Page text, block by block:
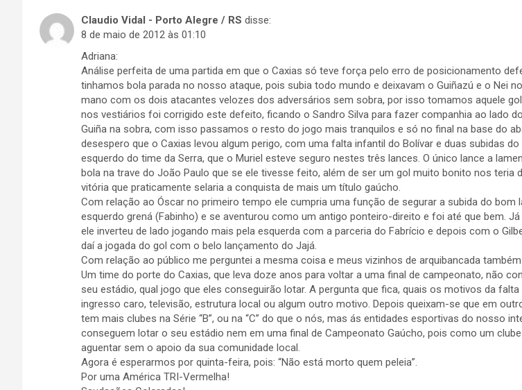
Claudio Vidal - Porto Alegre / RS disse:
8 de maio de 2012 às 01:10
Adriana:
Análise perfeita de uma partida em que o Caxias só teve força pelo erro de posicionamento
tinhamos bola parada no nosso ataque, pois subia todo mundo e deixavam o Guiñazú e o Nei
mano com os dois atacantes velozes dos adversários sem sobra, por isso tomamos aquele
nos vestiários foi corrigido este defeito, ficando o Sandro Silva para fazer companhia ao lado
Guiña na sobra, com isso passamos o resto do jogo mais tranquilos e só no final na base do
desespero que o Caxias levou algum perigo, com uma falta infantil do Bolívar e duas subidas do
esquerdo do time da Serra, que o Muriel esteve seguro nestes três lances. O único lance a
bola na trave do João Paulo que se ele tivesse feito, além de ser um gol muito bonito nos teria
vitória que praticamente selaria a conquista de mais um título gaúcho.
Com relação ao Óscar no primeiro tempo ele cumpria uma função de segurar a subida do bom
esquerdo grená (Fabinho) e se aventurou como um antigo ponteiro-direito e foi até que bem. Já
ele inverteu de lado jogando mais pela esquerda com a parceria do Fabrício e depois com o
daí a jogada do gol com o belo lançamento do Jajá.
Com relação ao público me perguntei a mesma coisa e meus vizinhos de arquibancada
Um time do porte do Caxias, que leva doze anos para voltar a uma final de campeonato, não
seu estádio, qual jogo que eles conseguirão lotar. A pergunta que fica, quais os motivos da falta
ingresso caro, televisão, estrutura local ou algum outro motivo. Depois queixam-se que em
tem mais clubes na Série “B”, ou na “C” do que o nós, mas ás entidades esportivas do nosso
conseguem lotar o seu estádio nem em uma final de Campeonato Gaúcho, pois como um
aguentar sem o apoio da sua comunidade local.
Agora é esperarmos por quinta-feira, pois: “Não está morto quem peleia”.
Por uma América TRI-Vermelha!